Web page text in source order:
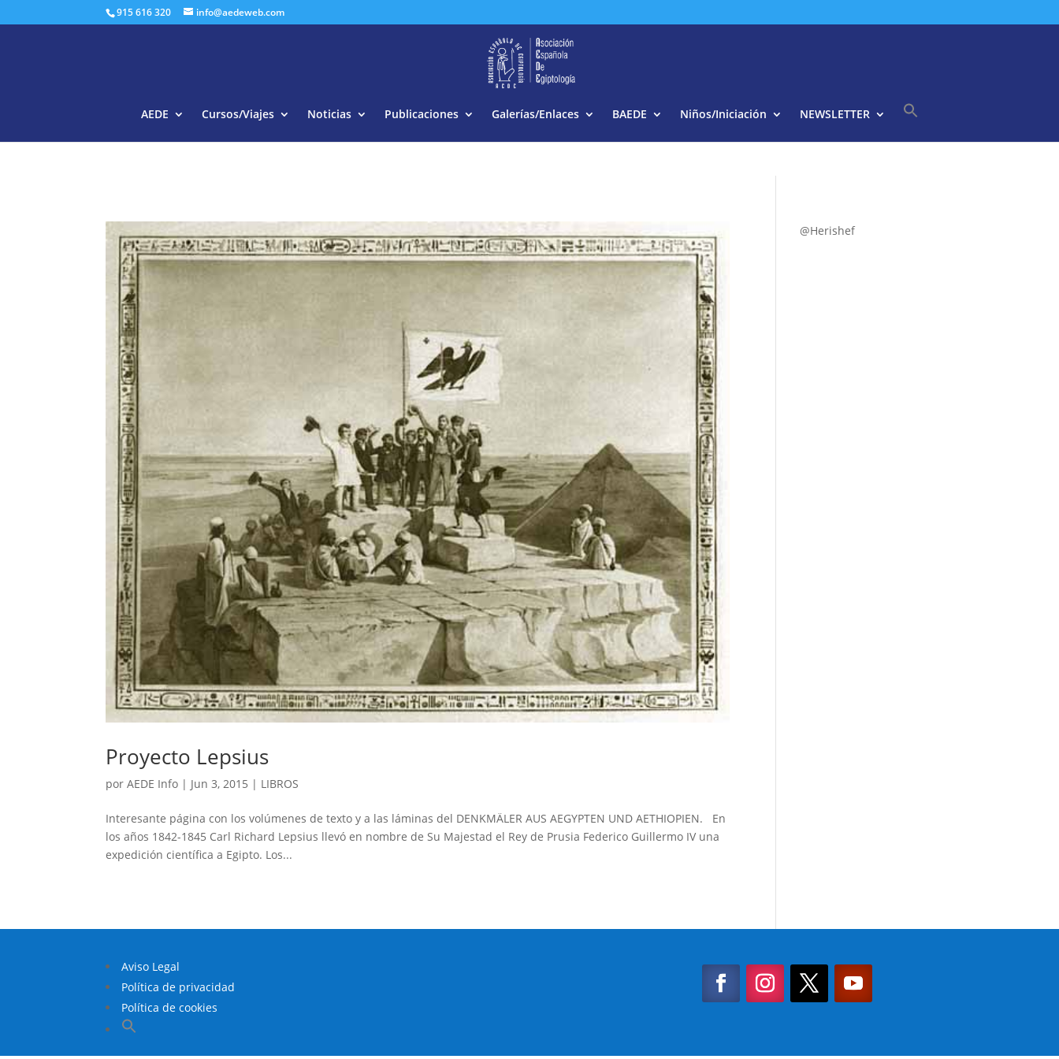
915 616 320 info@aedeweb.com
AEDE Cursos/Viajes Noticias Publicaciones Galerías/Enlaces BAEDE Niños/Iniciación NEWSLETTER
Proyecto Lepsius
porAEDE Info | Jun 3, 2015 | LIBROS
Interesante página con los volúmenes de texto y a las láminas del DENKMÄLER AUS AEGYPTEN UND AETHIOPIEN. En
los años 1842-1845 Carl Richard Lepsius llevó en nombre de Su Majestad el Rey de Prusia Federico Guillermo IV una
expedición científica a Egipto. Los...
@Herishef
Aviso Legal
Política de privacidad
Política de cookies